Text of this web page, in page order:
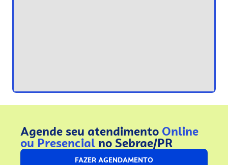
Agende seu atendimento Online
ou Presencial no Sebrae/PR
FAZER AGENDAMENTO